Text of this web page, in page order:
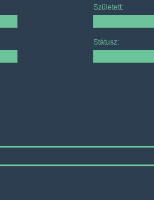
Született:
Státusz: